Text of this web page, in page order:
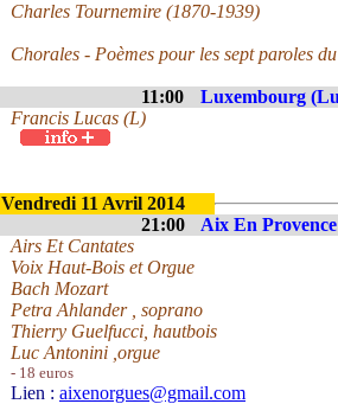
Charles Tournemire (1870-1939)
Chorales - Poèmes pour les sept paroles
11:00 Luxembourg
Francis Lucas (L)
Vendredi 11 Avril 2014
21:00
Aix En
Airs Et Cantates
Voix Haut-Bois et Orgue
Bach Mozart
Petra Ahlander , soprano
Thierry Guelfucci, hautbois
Luc Antonini ,orgue
- 18 euros
Lien : aixenorgues@gmail.com